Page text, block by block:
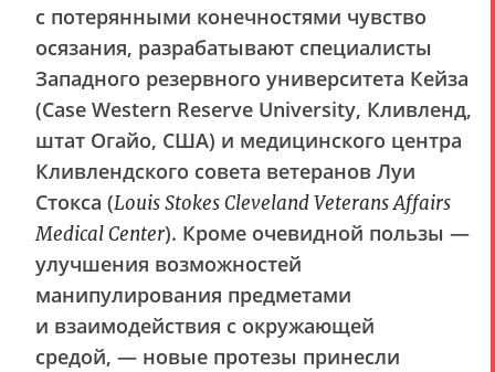
с потерянными конечностями чувство
осязания, разрабатывают специалисты
Западного резервного университета Кейза
(Case Western Reserve University, Кливленд,
штат Огайо, США) и медицинского центра
Кливлендского совета ветеранов Луи
Стокса (Louis Stokes Cleveland Veterans Affairs
Medical Center). Кроме очевидной пользы —
улучшения возможностей
манипулирования предметами
и взаимодействия с окружающей
средой, — новые протезы принесли